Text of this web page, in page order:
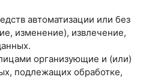
автоматизации или без
изменение), извлечение,
организующие и (или)
подлежащих обработке,